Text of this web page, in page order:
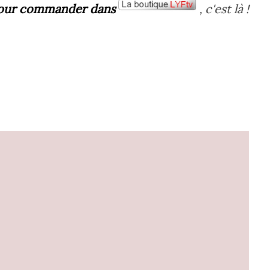
commander dans , c'est là !